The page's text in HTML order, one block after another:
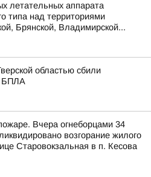
летательных аппарата
типа над территориями
Брянской, Владимирской...
областью сбили
БПЛА
Вчера огнеборцами 34
возгорание жилого
Старовокзальная в п. Кесова